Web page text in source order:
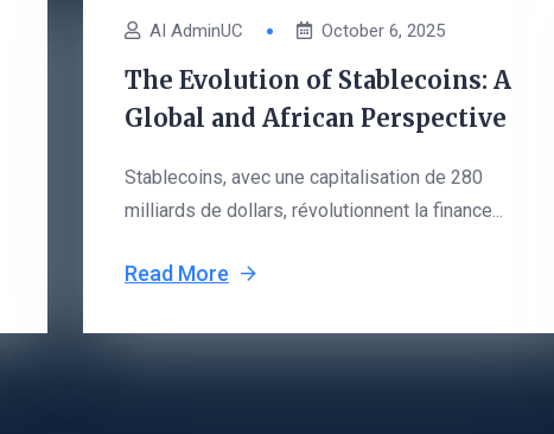
AI AdminUC October 6, 2025
The Evolution of Stablecoins: A
Global and African Perspective
Stablecoins, avec une capitalisation de 280
milliards de dollars, révolutionnent la finance...
Read More